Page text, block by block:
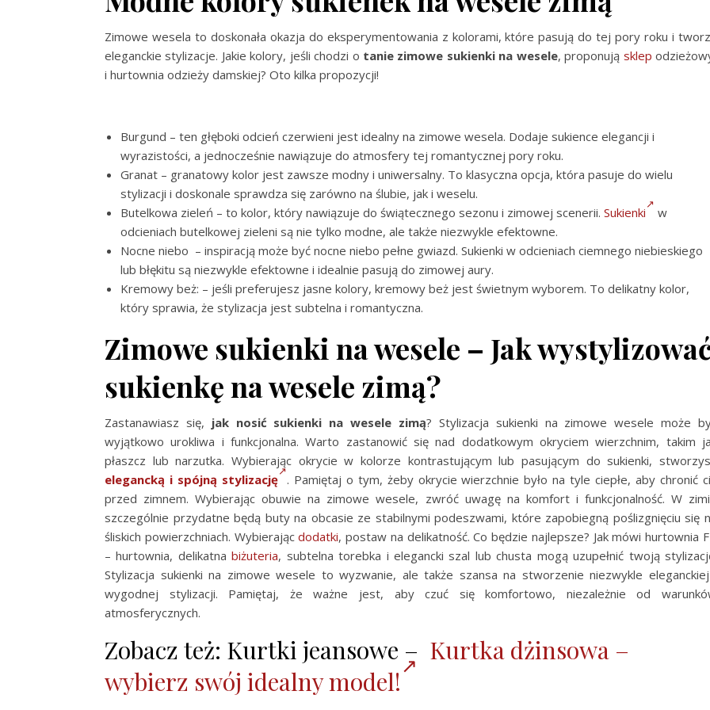
Zimowe wesela to doskonała okazja do eksperymentowania z kolorami, które pasują do tej pory roku i
eleganckie stylizacje. Jakie kolory, jeśli chodzi o tanie zimowe sukienki na wesele, proponują sklep
i hurtownia odzieży damskiej? Oto kilka propozycji!
Burgund – ten głęboki odcień czerwieni jest idealny na zimowe wesela. Dodaje sukience elegancji i
wyrazistości, a jednocześnie nawiązuje do atmosfery tej romantycznej pory roku.
Granat – granatowy kolor jest zawsze modny i uniwersalny. To klasyczna opcja, która pasuje do wielu
stylizacji i doskonale sprawdza się zarówno na ślubie, jak i weselu.
Butelkowa zieleń – to kolor, który nawiązuje do świątecznego sezonu i zimowej scenerii. Sukienki
w
odcieniach butelkowej zieleni są nie tylko modne, ale także niezwykle efektowne.
Nocne niebo – inspiracją może być nocne niebo pełne gwiazd. Sukienki w odcieniach ciemnego niebieskiego
lub błękitu są niezwykle efektowne i idealnie pasują do zimowej aury.
Kremowy beż: – jeśli preferujesz jasne kolory, kremowy beż jest świetnym wyborem. To delikatny kolor,
który sprawia, że stylizacja jest subtelna i romantyczna.
Zimowe sukienki na wesele – Jak
sukienkę na wesele zimą?
Zastanawiasz się, jak nosić sukienki na wesele zimą? Stylizacja sukienki na zimowe wesele może
wyjątkowo urokliwa i funkcjonalna. Warto zastanowić się nad dodatkowym okryciem wierzchnim, takim
płaszcz lub narzutka. Wybierając okrycie w kolorze kontrastującym lub pasującym do sukienki,
elegancką i spójną stylizację . Pamiętaj o tym, żeby okrycie wierzchnie było na tyle ciepłe, aby chronić
przed zimnem. Wybierając obuwie na zimowe wesele, zwróć uwagę na komfort i funkcjonalność. W
szczególnie przydatne będą buty na obcasie ze stabilnymi podeszwami, które zapobiegną poślizgnięciu się
śliskich powierzchniach. Wybierającdodatki, postaw na delikatność. Co będzie najlepsze? Jak mówi hurtownia
–hurtownia, delikatnabiżuteria, subtelna torebka i elegancki szal lub chusta mogą uzupełnić twoją
Stylizacja sukienki na zimowe wesele to wyzwanie, ale także szansa na stworzenie niezwykle
wygodnej stylizacji. Pamiętaj, że ważne jest, aby czuć się komfortowo, niezależnie od
atmosferycznych.
Zobacz też: Kurtki jeansowe – Kurtka dżinsowa –
wybierz swój idealny model!